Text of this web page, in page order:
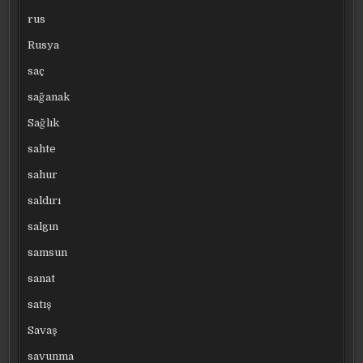
rus
Rusya
saç
sağanak
Sağlık
sahte
sahur
saldırı
salgın
samsun
sanat
satış
Savaş
savunma